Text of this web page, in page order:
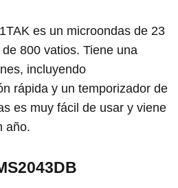
es un microondas de 23
800 vatios. Tiene una
incluyendo
rápida y un temporizador de
es muy fácil de usar y viene
año.